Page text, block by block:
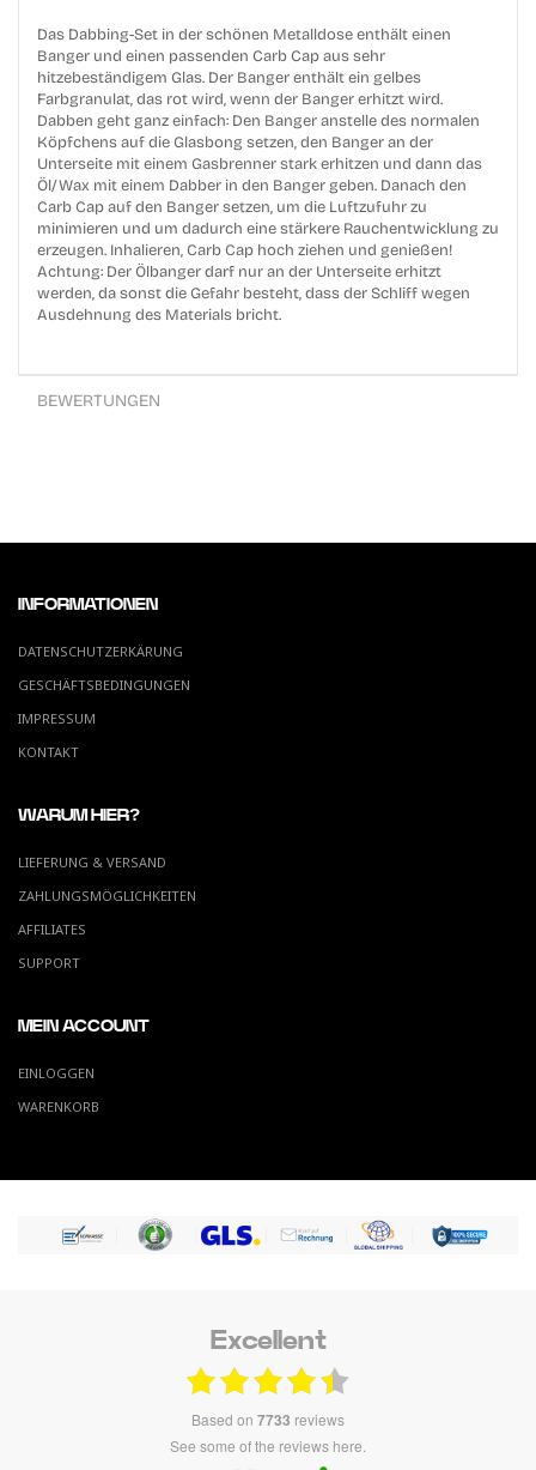
Das Dabbing-Set in der schönen Metalldose enthält einen
Banger und einen passenden Carb Cap aus sehr
hitzebeständigem Glas. Der Banger enthält ein gelbes
Farbgranulat, das rot wird, wenn der Banger erhitzt wird.
Dabben geht ganz einfach: Den Banger anstelle des normalen
Köpfchens auf die Glasbong setzen, den Banger an der
Unterseite mit einem Gasbrenner stark erhitzen und dann das
Öl/Wax mit einem Dabber in den Banger geben. Danach den
Carb Cap auf den Banger setzen, um die Luftzufuhr zu
minimieren und um dadurch eine stärkere Rauchentwicklung zu
erzeugen. Inhalieren, Carb Cap hoch ziehen und genießen!
Achtung: Der Ölbanger darf nur an der Unterseite erhitzt
werden, da sonst die Gefahr besteht, dass der Schliff wegen
Ausdehnung des Materials bricht.
BEWERTUNGEN
INFORMATIONEN
DATENSCHUTZERKÄRUNG
GESCHÄFTSBEDINGUNGEN
IMPRESSUM
KONTAKT
WARUM HIER?
LIEFERUNG & VERSAND
ZAHLUNGSMÖGLICHKEITEN
AFFILIATES
SUPPORT
MEIN ACCOUNT
EINLOGGEN
WARENKORB
Excellent
based on 7733 reviews
see some of the reviews here.